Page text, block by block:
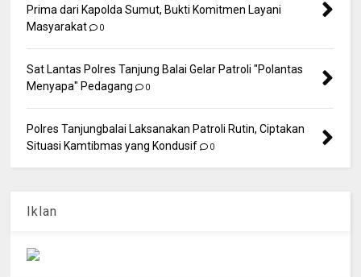
Prima dari Kapolda Sumut, Bukti Komitmen Layani
Masyarakat
0
Sat Lantas Polres Tanjung Balai Gelar Patroli "Polantas
Menyapa" Pedagang
0
Polres Tanjungbalai Laksanakan Patroli Rutin, Ciptakan
Situasi Kamtibmas yang Kondusif
0
Iklan